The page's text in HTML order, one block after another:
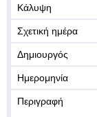
Κάλυψη
Σχετική ημέρα
Δημιουργός
Ημερομηνία
Περιγραφή